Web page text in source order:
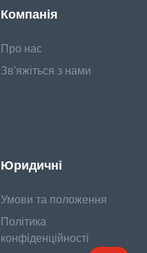
Компанія
Про нас
Зв'яжіться з нами
Юридичні
Умови та положення
Політика
конфіденційності